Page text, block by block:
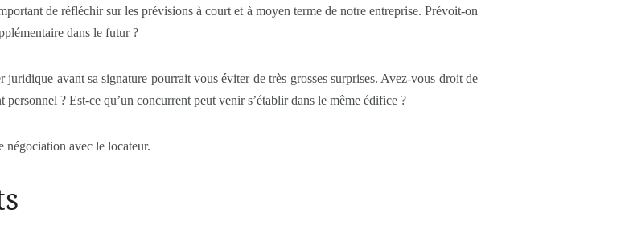
de réfléchir sur les prévisions à court et à moyen terme de notre entreprise. Prévoit-on
dans le futur ?
avant sa signature pourrait vous éviter de très grosses surprises. Avez-vous droit de
? Est-ce qu’un concurrent peut venir s’établir dans le même édifice ?
négociation avec le locateur.